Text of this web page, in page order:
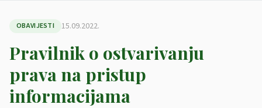
OBAVIJESTI 15.09.2022.
Pravilnik o ostvarivanju
prava na pristup
informacijama